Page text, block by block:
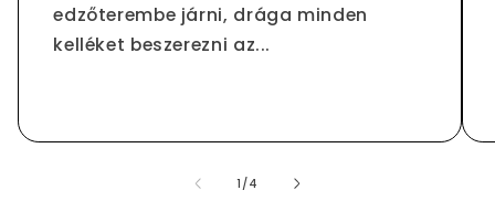
edzőterembe járni, drága minden
kelléket beszerezni az...
1 //4